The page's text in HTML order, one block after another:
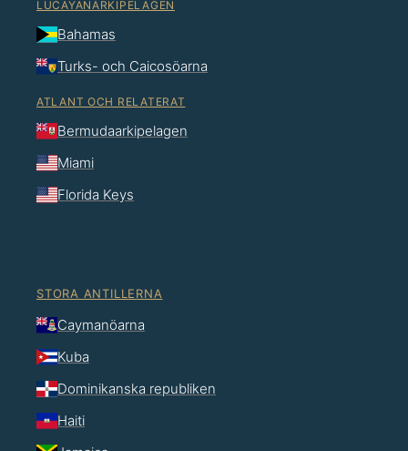
LUCAYANARKIPELAGEN
Bahamas
Turks- och Caicosöarna
ATLANT OCH RELATERAT
Bermudaarkipelagen
Miami
Florida Keys
STORA ANTILLERNA
Caymanöarna
Kuba
Dominikanska republiken
Haiti